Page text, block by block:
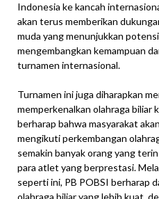
Indonesia ke kancah
akan terus memberikan
muda yang menunjukkan
mengembangkan kemampuan
turnamen internasional.
Turnamen ini juga diharapkan
memperkenalkan olahraga biliar
berharap bahwa masyarakat
mengikuti perkembangan
semakin banyak orang yang
para atlet yang berprestasi.
seperti ini, PB POBSI berharap